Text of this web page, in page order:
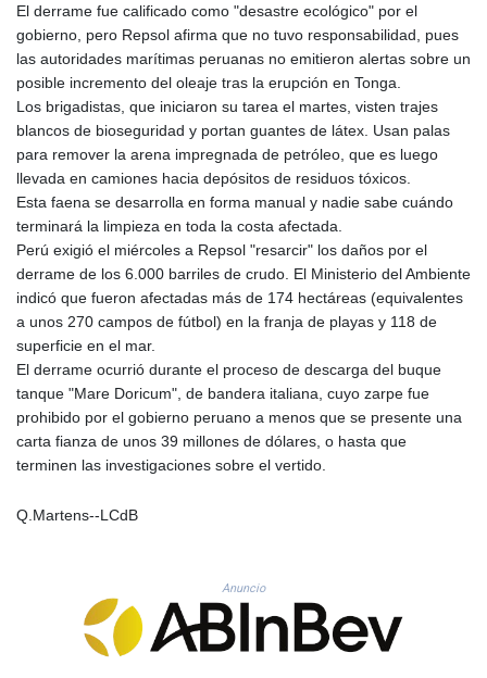
NPR 175.469896
NZD 1.961395
OMR 0.444221
PAB 1.153628
PEN 3.905142
PGK 5.172176
PHP 70.03013
PKR 320.314956
PLN 4.300516
PYG 6879.634064
QAR 4.217541
RON 5.244867
RSD 117.359633
RUB 93.554303
SAR 4.335326
SBD 9.321425
SCR 15.49527
SDG 693.766315
SEK 10.9609
STD 23912.536514
STN 24.491365
SVC 10.093791
El derrame fue calificado como "desastre ecológico" por el
gobierno, pero Repsol afirma que no tuvo responsabilidad, pues
las autoridades marítimas peruanas no emitieron alertas sobre un
posible incremento del oleaje tras la erupción en Tonga.
Los brigadistas, que iniciaron su tarea el martes, visten trajes
blancos de bioseguridad y portan guantes de látex. Usan palas
para remover la arena impregnada de petróleo, que es luego
llevada en camiones hacia depósitos de residuos tóxicos.
Esta faena se desarrolla en forma manual y nadie sabe cuándo
terminará la limpieza en toda la costa afectada.
Perú exigió el miércoles a Repsol "resarcir" los daños por el
derrame de los 6.000 barriles de crudo. El Ministerio del Ambiente
indicó que fueron afectadas más de 174 hectáreas (equivalentes
a unos 270 campos de fútbol) en la franja de playas y 118 de
superficie en el mar.
El derrame ocurrió durante el proceso de descarga del buque
tanque "Mare Doricum", de bandera italiana, cuyo zarpe fue
prohibido por el gobierno peruano a menos que se presente una
carta fianza de unos 39 millones de dólares, o hasta que
terminen las investigaciones sobre el vertido.
Q.Martens--LCdB
Anuncio